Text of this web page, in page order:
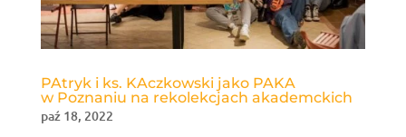
PAtryk i ks. KAczkowski jako PAKA
w Poznaniu na rekolekcjach akademckich
paź 18, 2022